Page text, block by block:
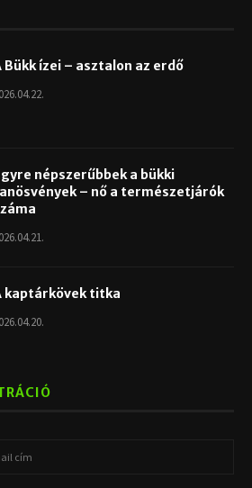
Bükk ízei – asztalon az erdő
népszerűbbek a bükki
– nő a természetjárók
kaptárkövek titka